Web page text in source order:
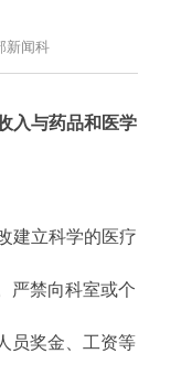
新闻科
入与药品和医学
建立科学的医疗
严禁向科室或个
员奖金、工资等